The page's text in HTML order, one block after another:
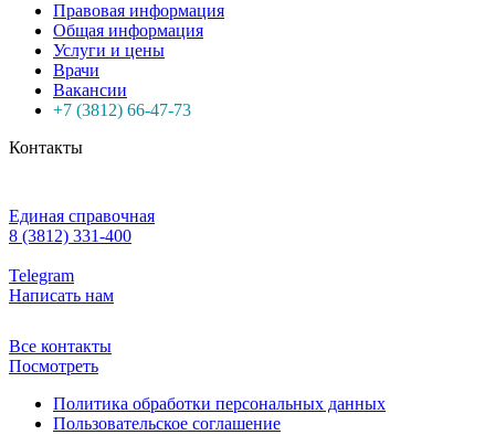
Правовая информация
Общая информация
Услуги и цены
Врачи
Вакансии
+7 (3812) 66-47-73
Контакты
Единая справочная
8 (3812) 331-400
Telegram
Написать нам
Все контакты
Посмотреть
Политика обработки персональных данных
Пользовательское соглашение